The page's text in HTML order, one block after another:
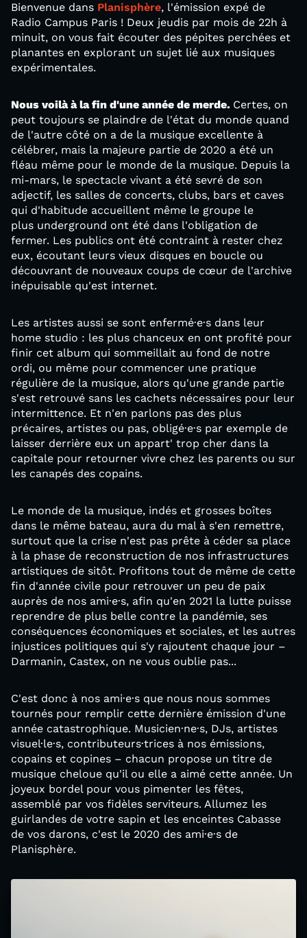
Bienvenue dans Planisphère, l'émission expé de
Radio Campus Paris ! Deux jeudis par mois de 22h à
minuit, on vous fait écouter des pépites perchées et
planantes en explorant un sujet lié aux musiques
expérimentales.
Nous voilà à la fin d'une année de merde. Certes, on
peut toujours se plaindre de l'état du monde quand
de l'autre côté on a de la musique excellente à
célébrer, mais la majeure partie de 2020 a été un
fléau même pour le monde de la musique. Depuis la
mi-mars, le spectacle vivant a été sevré de son
adjectif, les salles de concerts, clubs, bars et caves
qui d'habitude accueillent même le groupe le
plus underground ont été dans l'obligation de
fermer. Les publics ont été contraint à rester chez
eux, écoutant leurs vieux disques en boucle ou
découvrant de nouveaux coups de cœur de l'archive
inépuisable qu'est internet.
Les artistes aussi se sont enfermé·e·s dans leur
home studio : les plus chanceux en ont profité pour
finir cet album qui sommeillait au fond de notre
ordi, ou même pour commencer une pratique
régulière de la musique, alors qu'une grande partie
s'est retrouvé sans les cachets nécessaires pour leur
intermittence. Et n'en parlons pas des plus
précaires, artistes ou pas, obligé·e·s par exemple de
laisser derrière eux un appart' trop cher dans la
capitale pour retourner vivre chez les parents ou sur
les canapés des copains.
Le monde de la musique, indés et grosses boîtes
dans le même bateau, aura du mal à s'en remettre,
surtout que la crise n'est pas prête à céder sa place
à la phase de reconstruction de nos infrastructures
artistiques de sitôt. Profitons tout de même de cette
fin d'année civile pour retrouver un peu de paix
auprès de nos ami·e·s, afin qu'en 2021 la lutte puisse
reprendre de plus belle contre la pandémie, ses
conséquences économiques et sociales, et les autres
injustices politiques qui s'y rajoutent chaque jour –
Darmanin, Castex, on ne vous oublie pas...
C'est donc à nos ami·e·s que nous nous sommes
tournés pour remplir cette dernière émission d'une
année catastrophique. Musicien·ne·s, DJs, artistes
visuel·le·s, contributeurs·trices à nos émissions,
copains et copines – chacun propose un titre de
musique cheloue qu'il ou elle a aimé cette année. Un
joyeux bordel pour vous pimenter les fêtes,
assemblé par vos fidèles serviteurs. Allumez les
guirlandes de votre sapin et les enceintes Cabasse
de vos darons, c'est le 2020 des ami·e·s de
Planisphère.